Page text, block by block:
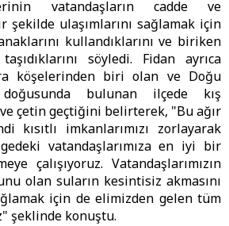
vatandaşların cadde ve
şekilde ulaşımlarını sağlamak için
kullandıklarını ve biriken
söyledi. Fidan ayrıca
köşelerinden biri olan ve Doğu
bulunan ilçede kış
ve çetin geçtiğini belirterek, "Bu ağır
kısıtlı imkanlarımızı zorlayarak
vatandaşlarımıza en iyi bir
çalışıyoruz. Vatandaşlarımızın
olan suların kesintisiz akmasını
için de elimizden gelen tüm
şeklinde konuştu.